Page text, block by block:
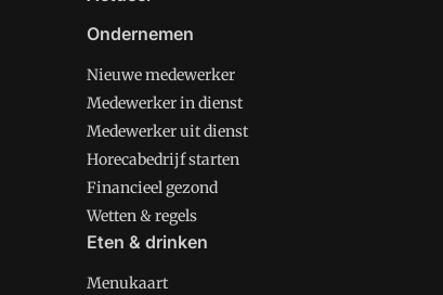
Ondernemen
Nieuwe medewerker
Medewerker in dienst
Medewerker uit dienst
Horecabedrijf starten
Financieel gezond
Wetten & regels
Eten & drinken
Menukaart